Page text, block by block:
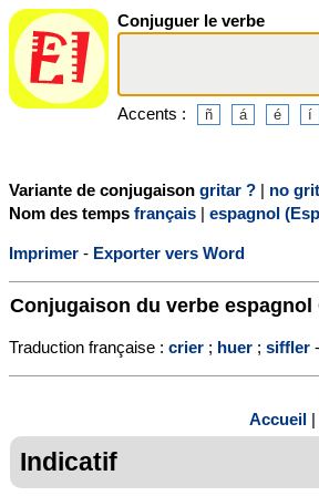
Conjuguer le verbe
Accents :
Variante de conjugaison gritar ? | no
Nom des temps français | espagnol
Imprimer - Exporter vers Word
Conjugaison du verbe espagnol
Traduction française : crier ; huer ; siffler
Accueil
Indicatif